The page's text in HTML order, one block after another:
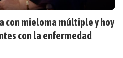
con mieloma múltiple y hoy
con la enfermedad